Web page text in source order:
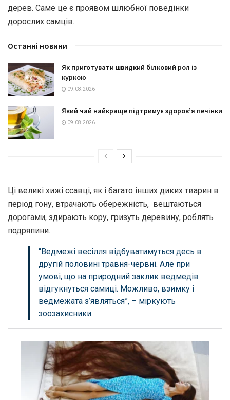
дерев. Саме це є проявом шлюбної поведінки
дорослих самців.
Останні новини
Як приготувати швидкий білковий рол із
куркою
09.08.2026
Який чай найкраще підтримує здоров’я печінки
09.08.2026
Ці великі хижі ссавці, як і багато інших диких тварин в
період гону, втрачають обережність, вештаються
дорогами, здирають кору, гризуть деревину, роблять
подряпини.
“Ведмежі весілля відбуватимуться десь в
другій половині травня-червні. Але при
умові, що на природний заклик ведмедів
відгукнуться самиці. Можливо, взимку і
ведмежата з’являться”, – міркують
зоозахисники.